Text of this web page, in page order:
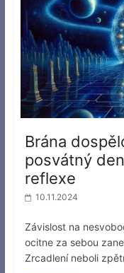
Brána
posvátný
reflexe
10.11.2024
Závislost na
ocitne za sebou
Zrcadlení neboli